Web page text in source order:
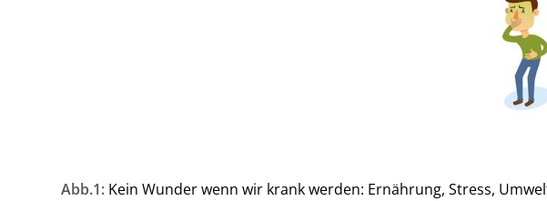
Abb.1: Kein Wunder wenn wir krank werden: Ernährung, Stress,